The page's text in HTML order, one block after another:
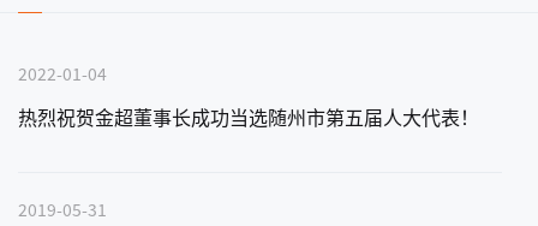
2022-01-04
热烈祝贺金超董事长成功当选随州市第五届人大代表！
2019-05-31